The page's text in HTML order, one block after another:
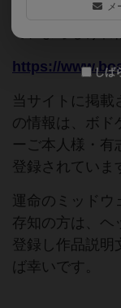
追加申請時に
で、よろしけれ
当サイトに掲載
の情報は、ボド
ーご本人様・有
登録されていま
運命のミッドウ
存知の方は、ヘ
登録し作品説明
ば幸いです。
メ
しば